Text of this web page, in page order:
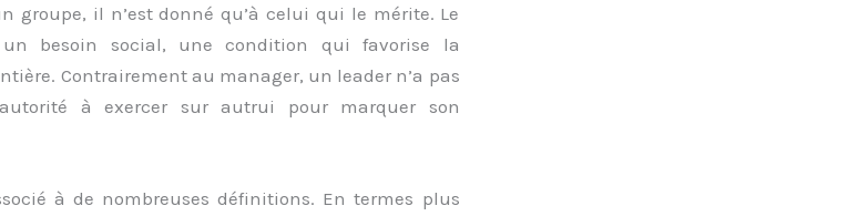
groupe, il n’est donné qu’à celui qui le mérite. Le
besoin social, une condition qui favorise la
Contrairement au manager, un leader n’a pas
à exercer sur autrui pour marquer son
à de nombreuses définitions. En termes plus